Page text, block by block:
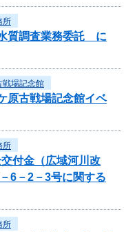
所
質調査業務委託 に
戦場記念館
原古戦場記念館イベ
所
付金（広域河川改
6－2－3号に関する
所